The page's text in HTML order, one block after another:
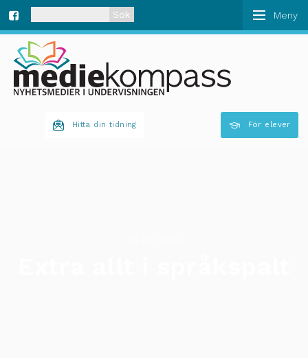
ce
När automatisk komplettering av resultat är
Hitta din tidning För elever